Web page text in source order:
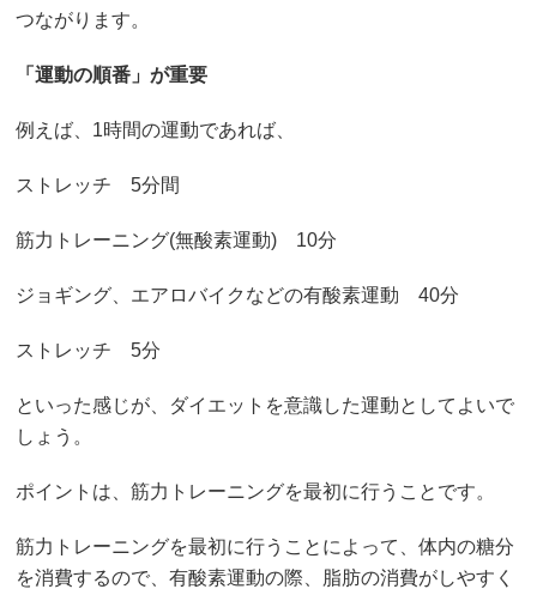
つながります。
「運動の順番」が重要
例えば、1時間の運動であれば、
ストレッチ 5分間
筋力トレーニング(無酸素運動) 10分
ジョギング、エアロバイクなどの有酸素運動 40分
ストレッチ 5分
といった感じが、ダイエットを意識した運動としてよいで
しょう。
ポイントは、筋力トレーニングを最初に行うことです。
筋力トレーニングを最初に行うことによって、体内の糖分
を消費するので、有酸素運動の際、脂肪の消費がしやすく